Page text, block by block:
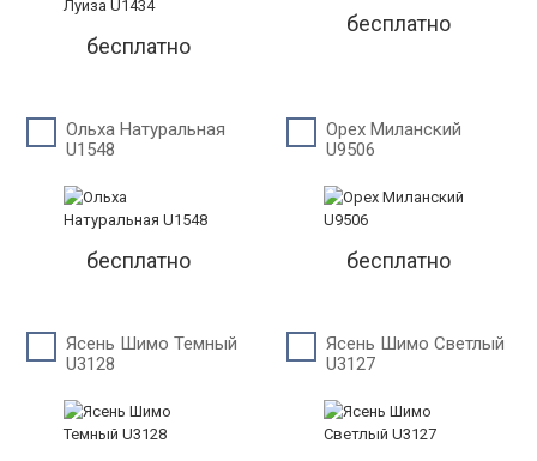
бесплатно
бесплатно
Ольха Натуральная
U1548
бесплатно
Орех Миланский
U9506
бесплатно
Ясень Шимо Темный
U3128
Ясень Шимо Светлый
U3127